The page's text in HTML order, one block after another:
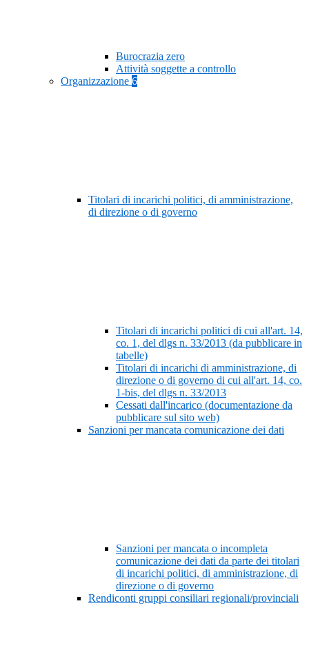
Burocrazia zero
Attività soggette a controllo
Organizzazione 6
Titolari di incarichi politici, di amministrazione,
di direzione o di governo
Titolari di incarichi politici di cui all'art. 14,
co. 1, del dlgs n. 33/2013 (da pubblicare in
tabelle)
Titolari di incarichi di amministrazione, di
direzione o di governo di cui all'art. 14, co.
1-bis, del dlgs n. 33/2013
Cessati dall'incarico (documentazione da
pubblicare sul sito web)
Sanzioni per mancata comunicazione dei dati
Sanzioni per mancata o incompleta
comunicazione dei dati da parte dei titolari
di incarichi politici, di amministrazione, di
direzione o di governo
Rendiconti gruppi consiliari regionali/provinciali